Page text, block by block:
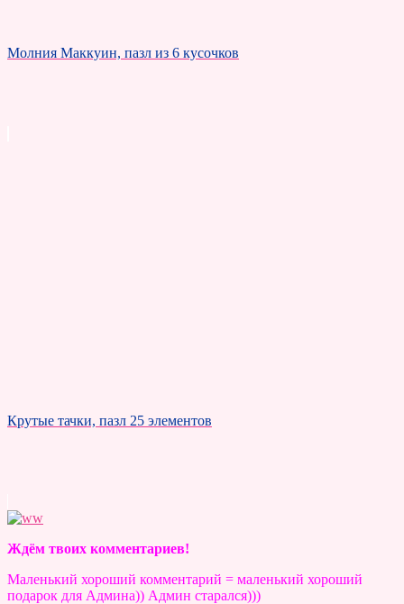
Молния Маккуин, пазл из 6 кусочков
Крутые тачки, пазл 25 элементов
Ждём твоих комментариев!
Маленький хороший комментарий = маленький хороший
подарок для Админа)) Админ старался)))